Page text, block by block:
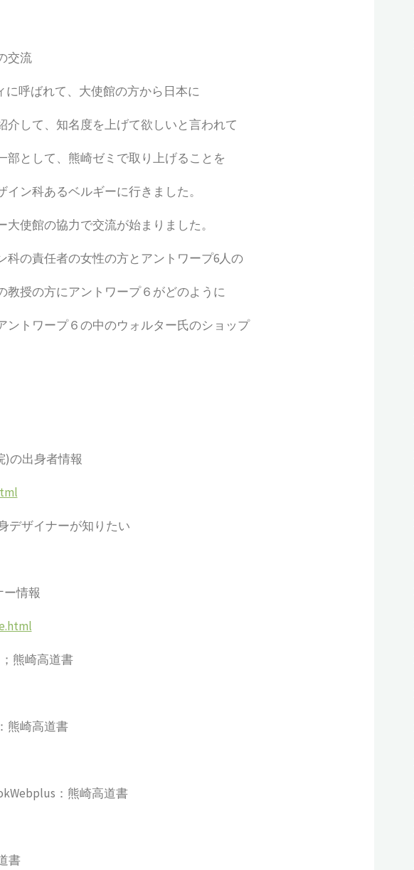
交流
に呼ばれて、大使館の方から日本に
して、知名度を上げて欲しいと言われて
として、熊崎ゼミで取り上げることを
ン科あるベルギーに行きました。
使館の協力で交流が始まりました。
の責任者の女性の方とアントワープ6人の
授の方にアントワープ６がどのように
ントワープ６の中のウォルター氏のショップ
)の出身者情報
デザイナーが知りたい
情報
熊崎高道書
熊崎高道書
：熊崎高道書
書